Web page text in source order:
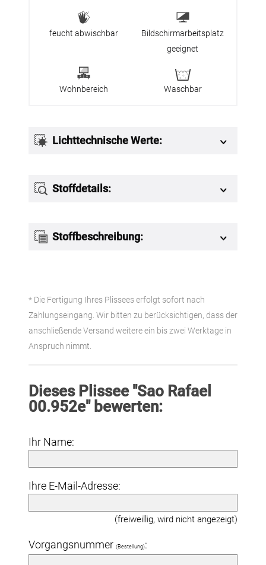
feucht abwischbar
Bildschirmarbeitsplatz
geeignet
Wohnbereich Waschbar
Lichttechnische Werte:
Stoffdetails:
Stoffbeschreibung:
* Die Fertigung Ihres Plissees erfolgt sofort nach
Zahlungseingang. Wir bitten zu berücksichtigen, dass der
anschließende Versand weitere ein bis zwei Werktage in
Anspruch nimmt.
Dieses Plissee "Sao Rafael
00.952e" bewerten:
Ihr Name:
Ihre E-Mail-Adresse:
(freiweillig, wird nicht angezeigt)
Vorgangsnummer (Bestellung):